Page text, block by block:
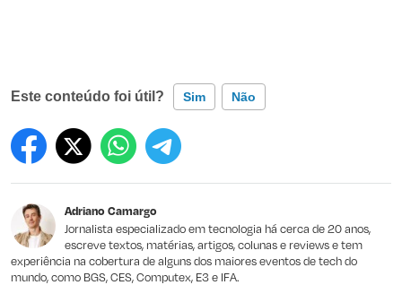
Este conteúdo foi útil? Sim Não
Este conteúdo contém informação incorreta
Outro
Adriano Camargo
Jornalista especializado em tecnologia há cerca de 20 anos,
escreve textos, matérias, artigos, colunas e reviews e tem
experiência na cobertura de alguns dos maiores eventos de tech do
mundo, como BGS, CES, Computex, E3 e IFA.